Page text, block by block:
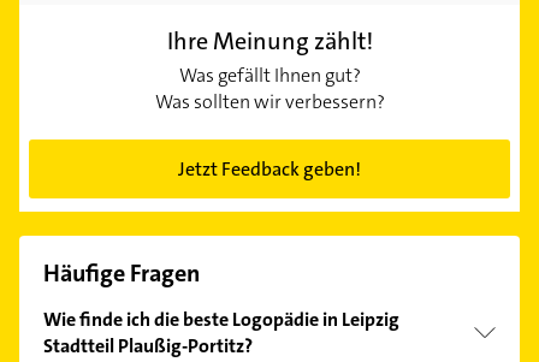
Ihre Meinung zählt!
Was gefällt Ihnen gut?
Was sollten wir verbessern?
Jetzt Feedback geben!
Häufige Fragen
Wie finde ich die beste Logopädie in Leipzig
Stadtteil Plaußig-Portitz?